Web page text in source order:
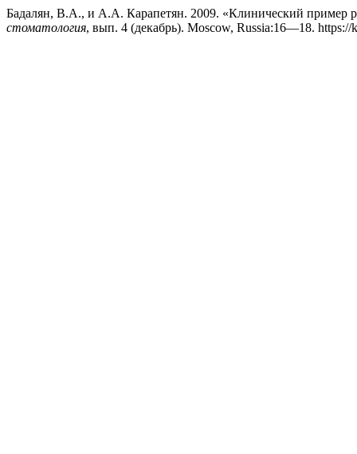
Бадалян, В.А., и А.А. Карапетян. 2009. «Клинический пример
стоматология, вып. 4 (декабрь). Moscow, Russia:16—18. https://